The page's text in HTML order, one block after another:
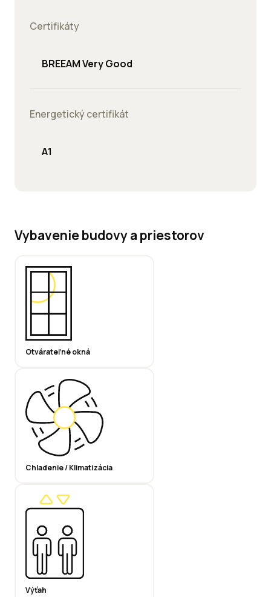
Certifikáty
BREEAM Very Good
Energetický certifikát
A1
Vybavenie budovy a priestorov
Otvárateľné okná
Chladenie / Klimatizácia
Výťah